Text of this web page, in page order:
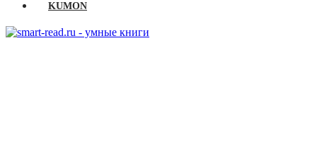
KUMON